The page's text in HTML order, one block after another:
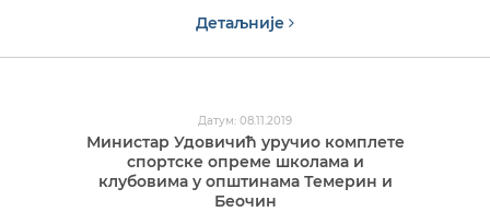
Детаљније
Датум: 08.11.2019
Министар Удовичић уручио комплете
спортске опреме школама и
клубовима у општинама Темерин и
Беочин